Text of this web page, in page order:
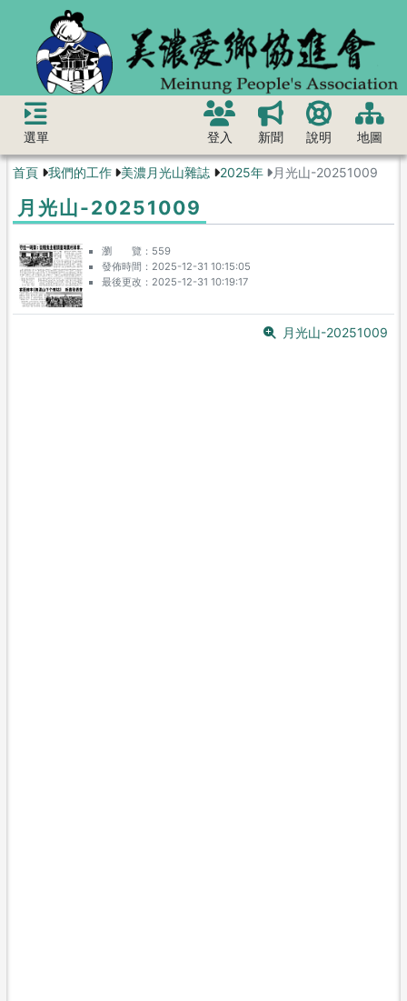
選單 登入 新聞 說明 地圖
首頁 我們的工作 美濃月光山雜誌 2025年 月光山-20251009
月光山-20251009
瀏 覽
559
發佈時間
2025-12-31 10:15:05
最後更改
2025-12-31 10:19:17
月光山-20251009